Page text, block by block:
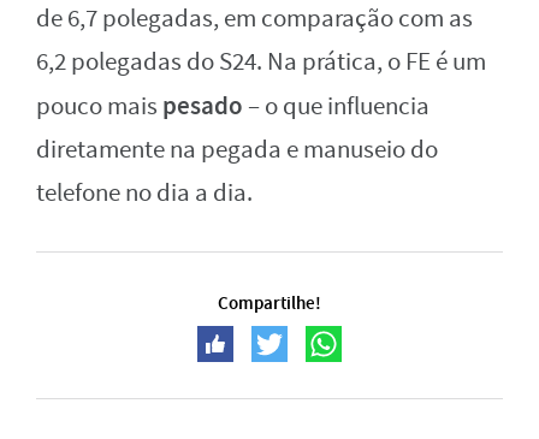
de 6,7 polegadas, em comparação com as
6,2 polegadas do S24. Na prática, o FE é um
pouco mais pesado– o que influencia
diretamente na pegada e manuseio do
telefone no dia a dia.
Compartilhe!